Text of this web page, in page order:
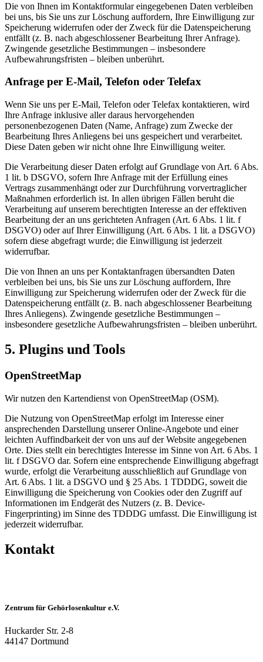
Die von Ihnen im Kontaktformular eingegebenen Daten verbleiben
bei uns, bis Sie uns zur Löschung auffordern, Ihre Einwilligung zur
Speicherung widerrufen oder der Zweck für die Datenspeicherung
entfällt (z. B. nach abgeschlossener Bearbeitung Ihrer Anfrage).
Zwingende gesetzliche Bestimmungen – insbesondere
Aufbewahrungsfristen – bleiben unberührt.
Anfrage per E-Mail, Telefon oder Telefax
Wenn Sie uns per E-Mail, Telefon oder Telefax kontaktieren, wird
Ihre Anfrage inklusive aller daraus hervorgehenden
personenbezogenen Daten (Name, Anfrage) zum Zwecke der
Bearbeitung Ihres Anliegens bei uns gespeichert und verarbeitet.
Diese Daten geben wir nicht ohne Ihre Einwilligung weiter.
Die Verarbeitung dieser Daten erfolgt auf Grundlage von Art. 6 Abs.
1 lit. b DSGVO, sofern Ihre Anfrage mit der Erfüllung eines
Vertrags zusammenhängt oder zur Durchführung vorvertraglicher
Maßnahmen erforderlich ist. In allen übrigen Fällen beruht die
Verarbeitung auf unserem berechtigten Interesse an der effektiven
Bearbeitung der an uns gerichteten Anfragen (Art. 6 Abs. 1 lit. f
DSGVO) oder auf Ihrer Einwilligung (Art. 6 Abs. 1 lit. a DSGVO)
sofern diese abgefragt wurde; die Einwilligung ist jederzeit
widerrufbar.
Die von Ihnen an uns per Kontaktanfragen übersandten Daten
verbleiben bei uns, bis Sie uns zur Löschung auffordern, Ihre
Einwilligung zur Speicherung widerrufen oder der Zweck für die
Datenspeicherung entfällt (z. B. nach abgeschlossener Bearbeitung
Ihres Anliegens). Zwingende gesetzliche Bestimmungen –
insbesondere gesetzliche Aufbewahrungsfristen – bleiben unberührt.
5. Plugins und Tools
OpenStreetMap
Wir nutzen den Kartendienst von OpenStreetMap (OSM).
Die Nutzung von OpenStreetMap erfolgt im Interesse einer
ansprechenden Darstellung unserer Online-Angebote und einer
leichten Auffindbarkeit der von uns auf der Website angegebenen
Orte. Dies stellt ein berechtigtes Interesse im Sinne von Art. 6 Abs. 1
lit. f DSGVO dar. Sofern eine entsprechende Einwilligung abgefragt
wurde, erfolgt die Verarbeitung ausschließlich auf Grundlage von
Art. 6 Abs. 1 lit. a DSGVO und § 25 Abs. 1 TDDDG, soweit die
Einwilligung die Speicherung von Cookies oder den Zugriff auf
Informationen im Endgerät des Nutzers (z. B. Device-
Fingerprinting) im Sinne des TDDDG umfasst. Die Einwilligung ist
jederzeit widerrufbar.
Kontakt
Zentrum für Gehörlosenkultur e.V.
Huckarder Str. 2-8
44147 Dortmund